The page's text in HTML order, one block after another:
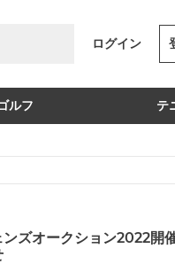
ログイン
ルフ テ
ズオークション2022開